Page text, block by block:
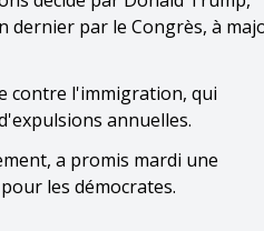
dernier par le Congrès, à
contre l'immigration, qui
annuelles.
a promis mardi une
les démocrates.